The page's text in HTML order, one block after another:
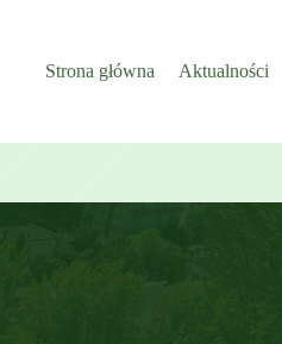
Strona główna Aktualności